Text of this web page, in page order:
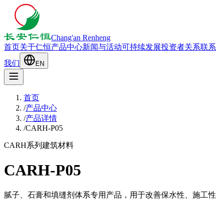
Chang'an Renheng
首页关于仁恒产品中心新闻与活动可持续发展投资者关系联系
我们
EN
首页
/产品中心
/产品详情
/CARH-P05
CARH系列 建筑材料
CARH-P05
腻子、石膏和填缝剂体系专用产品，用于改善保水性、施工性